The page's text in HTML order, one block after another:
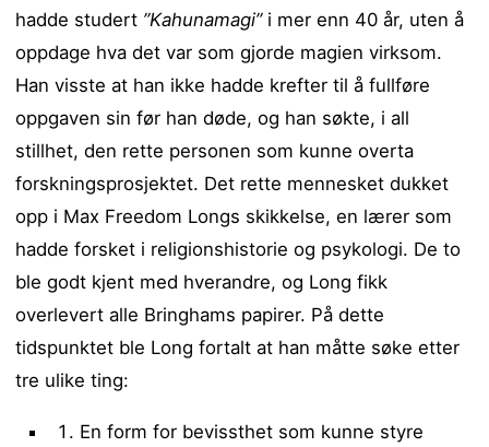
hadde studert ”Kahunamagi” i mer enn 40 år, uten å
oppdage hva det var som gjorde magien virksom.
Han visste at han ikke hadde krefter til å fullføre
oppgaven sin før han døde, og han søkte, i all
stillhet, den rette personen som kunne overta
forskningsprosjektet. Det rette mennesket dukket
opp i Max Freedom Longs skikkelse, en lærer som
hadde forsket i religionshistorie og psykologi. De to
ble godt kjent med hverandre, og Long fikk
overlevert alle Bringhams papirer. På dette
tidspunktet ble Long fortalt at han måtte søke etter
tre ulike ting:
En form for bevissthet som kunne styre